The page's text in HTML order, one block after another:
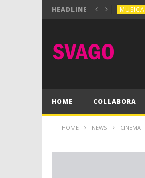
HEADLINE MUSICA
MUSICA
HOME COLLABORA
HOME NEWS CINEMA